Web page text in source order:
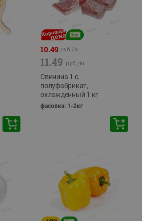
10.49 руб./кг
11.49 руб./кг
Свинина 1 с.
полуфабрикат,
охлажденный 1 кг
фасовка: 1-2кг